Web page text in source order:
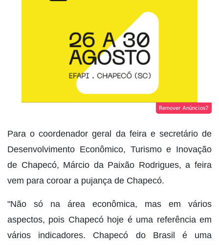
Remover Anúncios?
Para o coordenador geral da feira e secretário de
Desenvolvimento Econômico, Turismo e Inovação
de Chapecó, Márcio da Paixão Rodrigues, a feira
vem para coroar a pujança de Chapecó.
"Não só na área econômica, mas em vários
aspectos, pois Chapecó hoje é uma referência em
vários indicadores. Chapecó do Brasil é uma